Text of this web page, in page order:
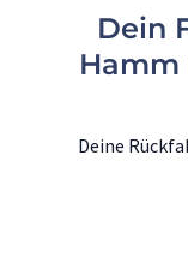
Dein
Hamm
Deine